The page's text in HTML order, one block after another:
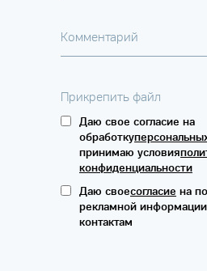
Комментарий
Прикрепить файл
Даю свое согласие на
обработку
принимаю условия
конфиденциальности
Даю своесогласие на
рекламной
контактам